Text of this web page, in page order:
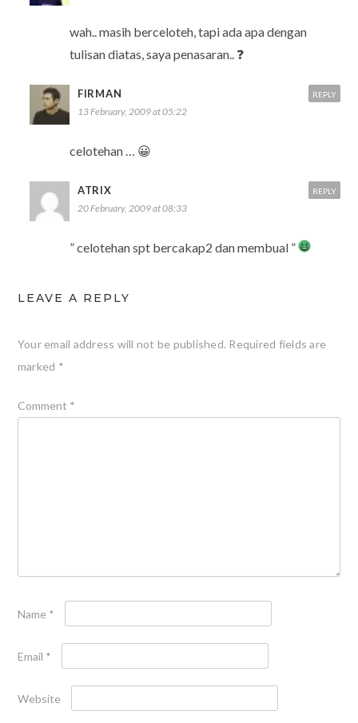
wah.. masih berceloteh, tapi ada apa dengan
tulisan diatas, saya penasaran.. ❓
FIRMAN
13 February, 2009 at 05:22
celotehan … 😀
REPLY
ATRIX
20 February, 2009 at 08:33
” celotehan spt bercakap2 dan membual ”
REPLY
LEAVE A REPLY
Your email address will not be published. Required fields are
marked *
Comment *
Name *
Email *
Website